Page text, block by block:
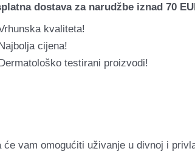
dostava za narudžbe iznad 70
kvaliteta!
Najbolja cijena!
Dermatološko testirani proizvodi!
će vam omogućiti uživanje u divnoj i